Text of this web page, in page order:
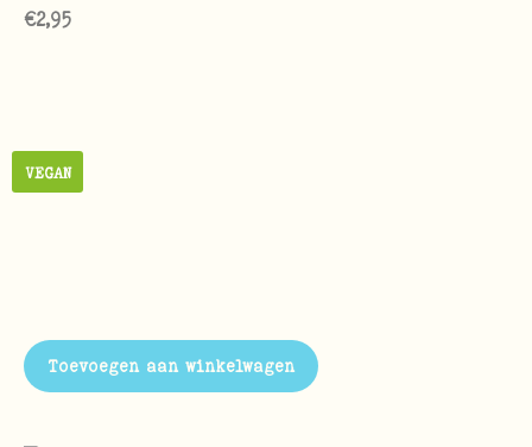
€2,95
Toevoegen aan winkelwagen
VEGAN